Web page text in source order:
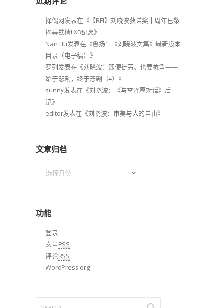
择偶网发表在《 【RFI】刘晓波获诺奖十周年巴黎
揭幕铁椅LXB纪念》
Nan Hu发表在《鲁扬：《刘晓波文集》最新版本
目录（电子稿） 》
罗列发表在《刘晓波：即便徒劳、也要抗争——
始于悲剧，终于悲剧（4） 》
sunny发表在《刘晓波：《与李泽厚对话》后
记》
editor发表在《刘晓波：审美与人的自由》
文章归档
功能
登录
文章RSS
评论RSS
WordPress.org